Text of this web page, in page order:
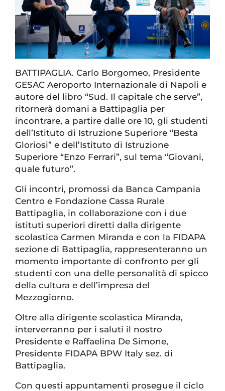
BATTIPAGLIA. Carlo Borgomeo, Presidente
GESAC Aeroporto Internazionale di Napoli e
autore del libro “Sud. Il capitale che serve”,
ritornerà domani a Battipaglia per
incontrare, a partire dalle ore 10, gli studenti
dell’Istituto di Istruzione Superiore “Besta
Gloriosi” e dell’Istituto di Istruzione
Superiore “Enzo Ferrari”, sul tema “Giovani,
quale futuro”.
Gli incontri, promossi da Banca Campania
Centro e Fondazione Cassa Rurale
Battipaglia, in collaborazione con i due
istituti superiori diretti dalla dirigente
scolastica Carmen Miranda e con la FIDAPA
sezione di Battipaglia, rappresenteranno un
momento importante di confronto per gli
studenti con una delle personalità di spicco
della cultura e dell’impresa del
Mezzogiorno.
Oltre alla dirigente scolastica Miranda,
interverranno per i saluti il nostro
Presidente e Raffaelina De Simone,
Presidente FIDAPA BPW Italy sez. di
Battipaglia.
Con questi appuntamenti prosegue il ciclo